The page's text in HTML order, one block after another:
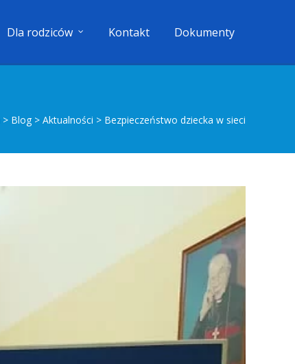
Dla rodziców Kontakt Dokumenty
> Blog > Aktualności > Bezpieczeństwo dziecka w sieci